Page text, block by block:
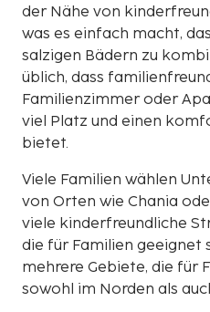
der Nähe von
was es einfach macht,
salzigen Bädern zu
üblich, dass
Familienzimmer oder
viel Platz und einen
bietet.
Viele Familien wählen
von Orten wie Chania
viele kinderfreundliche
die für Familien geeignet
mehrere Gebiete, die für
sowohl im Norden als